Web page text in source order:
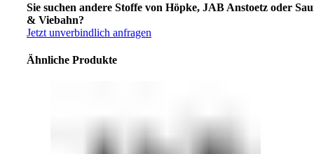
Sie suchen andere Stoffe von Höpke, JAB Anstoetz oder
& Viebahn?
Jetzt unverbindlich anfragen
Ähnliche Produkte